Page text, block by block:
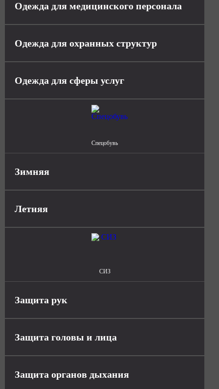
Одежда для медицинского персонала
Одежда для охранных структур
Одежда для сферы услуг
Спецобувь
Зимняя
Летняя
СИЗ
Защита рук
Защита головы и лица
Защита органов дыхания